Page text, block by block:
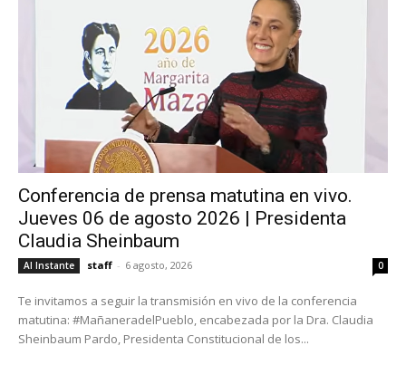
Conferencia de prensa matutina en vivo.
Jueves 06 de agosto 2026 | Presidenta
Claudia Sheinbaum
Al Instante staff - 6 agosto, 2026 0
Te invitamos a seguir la transmisión en vivo de la conferencia
matutina: #MañaneradelPueblo, encabezada por la Dra. Claudia
Sheinbaum Pardo, Presidenta Constitucional de los...